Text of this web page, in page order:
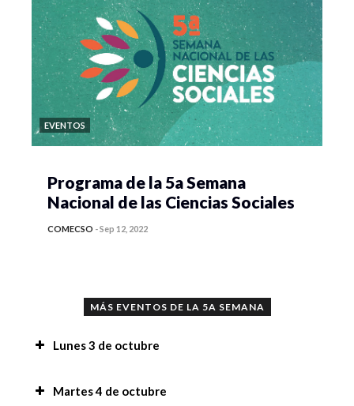
EVENTOS
Programa de la 5a Semana
Nacional de las Ciencias Sociales
COMECSO -Sep 12, 2022
MÁS EVENTOS DE LA 5A SEMANA
Lunes 3 de octubre
Investigación en Comunicación, 8:30 am
Martes 4 de octubre